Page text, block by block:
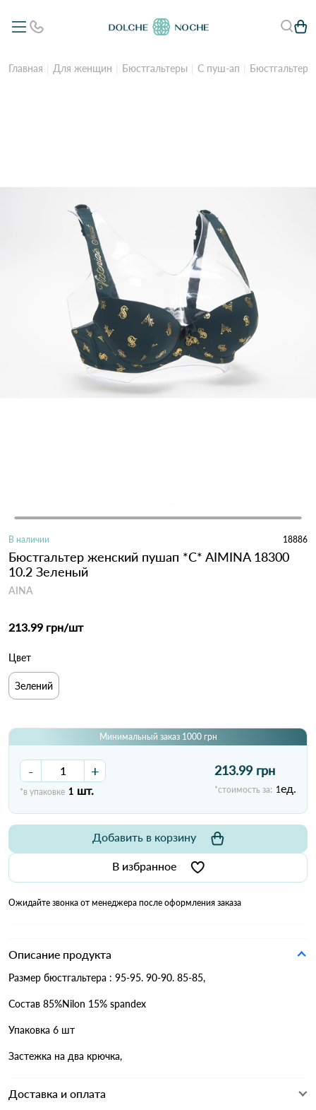
Главная Для женщин Бюстгальтеры С пуш-ап Бюстгальтер
В наличии 18886
Бюстгальтер женский пушап *C* AIMINA 18300
10.2 Зеленый
AINA
213.99 грн/шт
Цвет
Зелений
Минимальный заказ 1000 грн
- +
*в упаковке 1 шт.
213.99 грн
*стоимость за: 1ед.
В избранное
Добавить в корзину
Ожидайте звонка от менеджера после оформления заказа
Описание продукта
Размер бюстгальтера : 95-95. 90-90. 85-85,
Состав 85%Nilon 15% spandex
Упаковка 6 шт
Застежка на два крючка,
Доставка и оплата